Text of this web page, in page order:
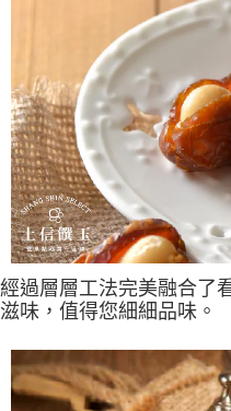
2.透過簡訊連結打開帳單後，可選
帳／街口支付／iPASS MONEY」
【注意事項】
1.本服務係由「台灣大哥大股份有
用戶於交易時，得透過本服務購買
買賣價金債權讓與本公司後，依約
2.基於同意付款使用「大哥付你分
資料（包含姓名、電話或地址）提
由本公司與您本人進行分期帳單所
3.完整用戶服務條款，請詳閱以下
１．於結帳方式選擇「AFTEE先
結帳頁面，進行簡訊認證並確認
２．訂單成立數日內，您將收到繳
３．收到繳費通知簡訊後14天內
ATM／網路銀行／等多元方式進行
※ 請注意：結帳手續完成當下不需
購買商品的店家。未經商家同意取
後付繳納相關費用。
※ 交易是否成功請以「AFTEE先
是否繳費成功／繳費後需取消欲退
客戶支援中心」https://
【注意事項】
１．透過由恩沛科技股份有限公司
易，需依本服務之必要範圍內提供
權轉讓予恩沛科技股份有限公司。
２．關於個人資料處理事宜，請瀏
３．未成年的使用者請事先徵得法
「AFTEE先享後付」，若未經同
任。
每筆NT$70，滿NT$1,000(含以
宅配
每筆NT$100，滿NT$1,200(含
京站台北店客服中心(1F星巴
請自備購物袋，若需購買紙袋
免運費
經過層層工法完美融合了
滋味，值得您細細品味。